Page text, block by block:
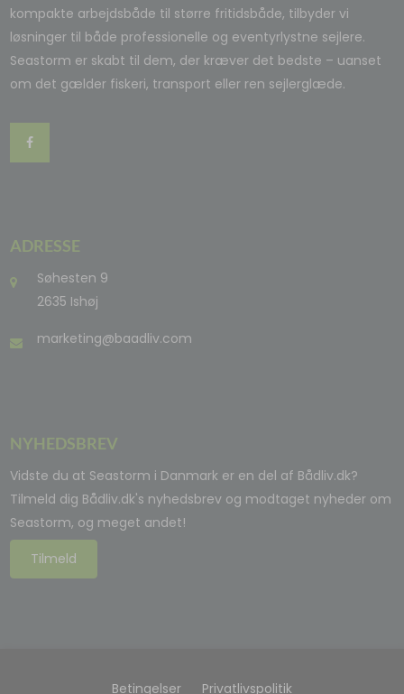
kompakte arbejdsbåde til større fritidsbåde, tilbyder vi
løsninger til både professionelle og eventyrlystne sejlere.
Seastorm er skabt til dem, der kræver det bedste – uanset
om det gælder fiskeri, transport eller ren sejlerglæde.
ADRESSE
Søhesten 9
2635 Ishøj
marketing@baadliv.com
NYHEDSBREV
Vidste du at Seastorm i Danmark er en del af Bådliv.dk?
Tilmeld dig Bådliv.dk's nyhedsbrev og modtaget nyheder om
Seastorm, og meget andet!
Tilmeld
Betingelser Privatlivspolitik